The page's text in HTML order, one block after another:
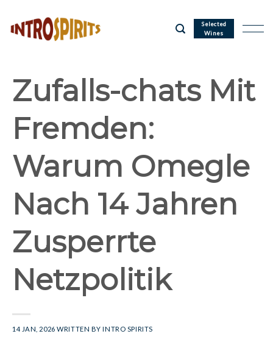
content
Selected
Wines
Zufalls-chats Mit
Fremden:
Warum Omegle
Nach 14 Jahren
Zusperrte
Netzpolitik
14 JAN, 2026 WRITTEN BYINTRO SPIRITS